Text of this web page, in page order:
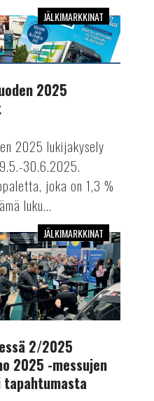
JÄLKIMARKKINAT
2025
2025 lukijakysely
30.6.2025.
joka on 1,3 %
luku...
JÄLKIMARKKINAT
2/2025
2025 -messujen
tapahtumasta